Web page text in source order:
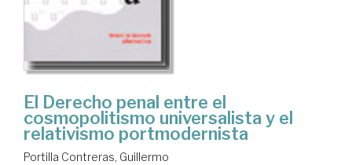
El Derecho penal entre el
cosmopolitismo universalista y el
relativismo portmodernista
Portilla Contreras, Guillermo